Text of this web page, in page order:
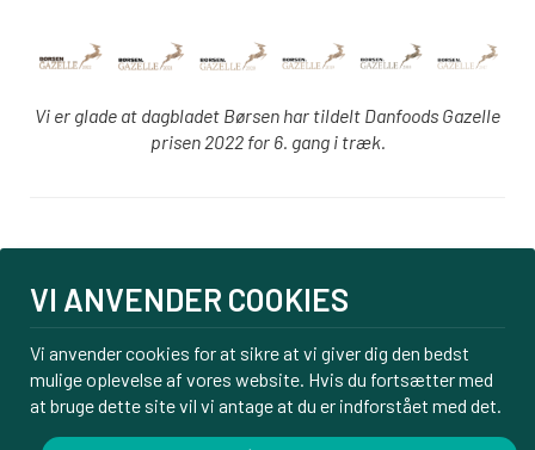
Vi er glade at dagbladet Børsen har tildelt Danfoods Gazelle
prisen 2022 for 6. gang i træk.
PBS tilmelding
Om os
Kontakt
Handelsbetingelser
Privatlivspolitik
VI ANVENDER COOKIES
Vi anvender cookies for at sikre at vi giver dig den bedst
mulige oplevelse af vores website. Hvis du fortsætter med
at bruge dette site vil vi antage at du er indforstået med det.